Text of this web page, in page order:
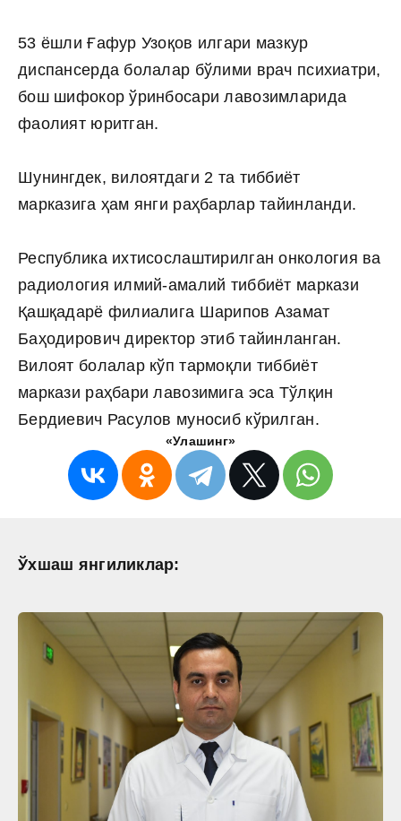
53 ёшли Ғафур Узоқов илгари мазкур
диспансерда болалар бўлими врач психиатри,
бош шифокор ўринбосари лавозимларида
фаолият юритган.
Шунингдек, вилоятдаги 2 та тиббиёт
марказига ҳам янги раҳбарлар тайинланди.
Республика ихтисослаштирилган онкология ва
радиология илмий-амалий тиббиёт маркази
Қашқадарё филиалига Шарипов Азамат
Баҳодирович директор этиб тайинланган.
Вилоят болалар кўп тармоқли тиббиёт
маркази раҳбари лавозимига эса Тўлқин
Бердиевич Расулов муносиб кўрилган.
«Улашинг»
Ўхшаш янгиликлар: